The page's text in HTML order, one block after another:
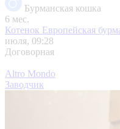
Бурманская кошка
6 мес.
Котенок Европейская
июля, 09:28
Договорная
Altro Mondo
Заводчик